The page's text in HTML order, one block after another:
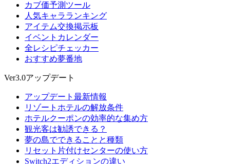
カブ価予測ツール
人気キャラランキング
アイテム交換掲示板
イベントカレンダー
全レシピチェッカー
おすすめ夢番地
Ver3.0アップデート
アップデート最新情報
リゾートホテルの解放条件
ホテルクーポンの効率的な集め方
観光客は勧誘できる？
夢の島でできることと種類
リセット片付けセンターの使い方
Switch2エディションの違い